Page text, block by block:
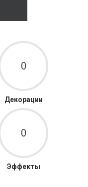
0
Декорации
0
Эффекты